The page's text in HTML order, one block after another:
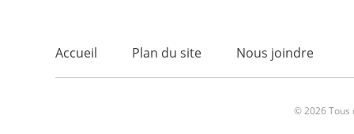
Accueil Plan du site Nous joindre
© 2026 Tous